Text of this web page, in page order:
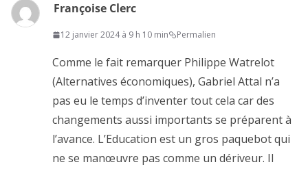
Françoise Clerc
12 janvier 2024 à 9 h 10 min Permalien
Comme le fait remarquer Philippe Watrelot
(Alternatives économiques), Gabriel Attal n’a
pas eu le temps d’inventer tout cela car des
changements aussi importants se préparent à
l’avance. L’Education est un gros paquebot qui
ne se manœuvre pas comme un dériveur. Il